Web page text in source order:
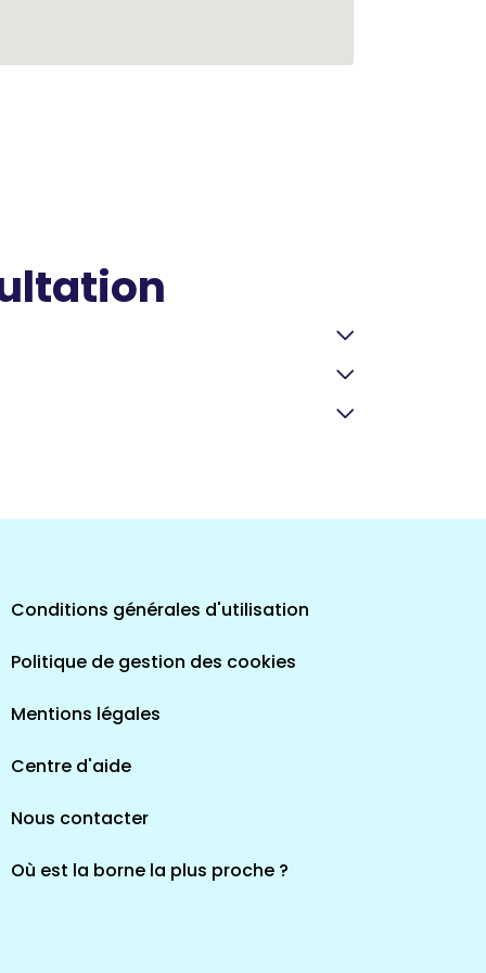
Conditions générales d'utilisation
Politique de gestion des cookies
Mentions légales
Centre d'aide
Nous contacter
Où est la borne la plus proche ?